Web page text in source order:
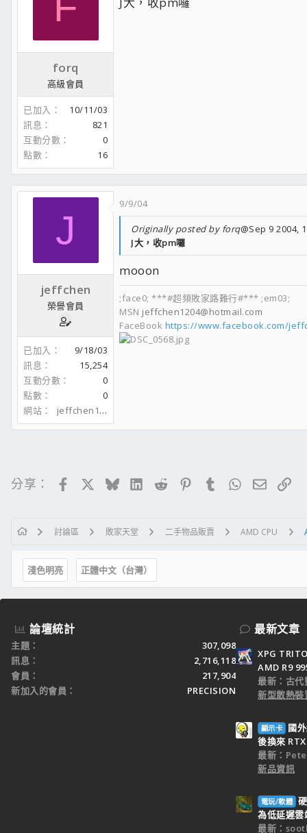
forq
高級會員
已加入
10/11/03
訊息
821
互動分數
0
點數
16
J
jeffchen
榮譽會員
已加入
9/18/03
訊息
15,254
互動分數
0
點數
0
網站
jeffchen1204.spaces.live.com
9/9/04
Originally posted by forq@Sep 9 2004,
J大，收pm囉
mooon
;face0; ***#超頻敗家路難行#*** ;em03;
MSN jeffchen1204@hotmail.com
FaceBook https://www.facebook.com/
分享： FacebookBlueskyLinkedIn
RedditPinterestTumblrWhatsApp
電子郵件
連結
討論區 敗家天堂 二手物品販賣 AMD CPU
淺色明亮 正體中文（台灣）
論壇統計
主題
307,098
訊息
2,716,118
會員
217,904
新加入的會員
PRECISION
最新文章
XPG
AMD R9
最新：古代
新型散熱
顯示卡
國
後換來
最新：
新品資訊
電玩/軟體
為低延遲雲
最新：